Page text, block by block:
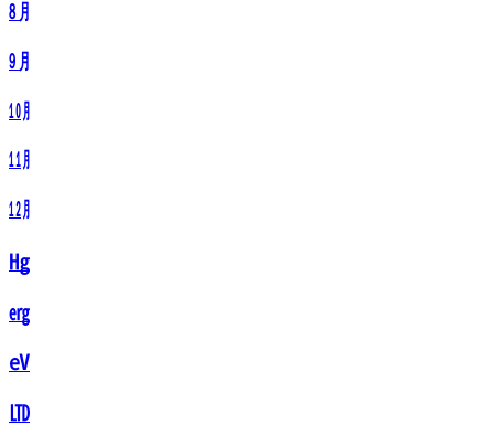
㋇
㋈
㋉
㋊
㋋
㋌
㋍
㋎
㋏